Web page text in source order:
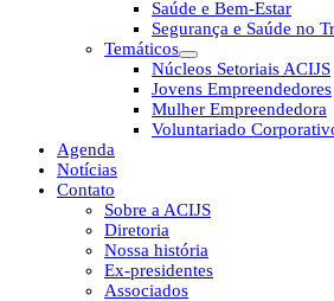
Saúde e Bem-Estar
Segurança e Saúde no
Temáticos
Núcleos Setoriais ACIJS
Jovens Empreendedores
Mulher Empreendedora
Voluntariado
Agenda
Notícias
Contato
Sobre a ACIJS
Diretoria
Nossa história
Ex-presidentes
Associados